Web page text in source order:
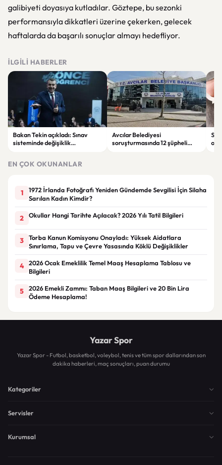
galibiyeti doyasıya kutladılar. Göztepe, bu sezonki
performansıyla dikkatleri üzerine çekerken, gelecek
haftalarda da başarılı sonuçlar almayı hedefliyor.
İLGILI HABERLER
Bakan Tekin açıkladı: Sınav
sisteminde değişiklik
Avcılar Belediyesi
soruşturmasında 12 şüpheli
EN ÇOK OKUNANLAR
1
1972 İrlanda Fotoğrafı Yeniden Gündemde Sevgilisi İçin Silaha
Sarılan Kadın Kimdir?
2 Okullar Hangi Tarihte Açılacak? 2026 Yılı Tatil Bilgileri
3
Torba Kanun Komisyonu Onayladı: Yüksek Aidatlara
Sınırlama, Tapu ve Çevre Yasasında Köklü Değişiklikler
4
2026 Ocak Emeklilik Temel Maaş Hesaplama Tablosu ve
Bilgileri
5
2026 Emekli Zammı: Taban Maaş Bilgileri ve 20 Bin Lira
Ödeme Hesaplama!
Yazar Spor
Yazar Spor - Futbol, basketbol, voleybol, tenis ve tüm spor dallarından son
dakika haberleri, maç sonuçları, puan durumu
Kategoriler
Servisler
Kurumsal